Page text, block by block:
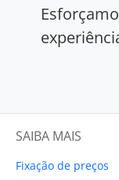
SAIBA MAIS
Fixação de preços